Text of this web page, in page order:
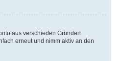
aus verschieden Gründen
erneut und nimm aktiv an den